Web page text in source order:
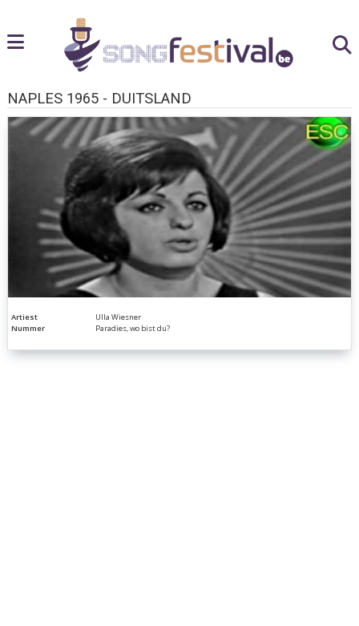
NAPLES 1965 - DUITSLAND
Artiest
Ulla Wiesner
Nummer
Paradies, wo bist du?